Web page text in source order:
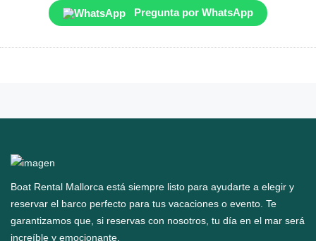
Pregunta por WhatsApp
Boat Rental Mallorca está siempre listo para ayudarte a elegir y
reservar el barco perfecto para tus vacaciones o evento. Te
garantizamos que, si reservas con nosotros, tu día en el mar será
increíble y emocionante.